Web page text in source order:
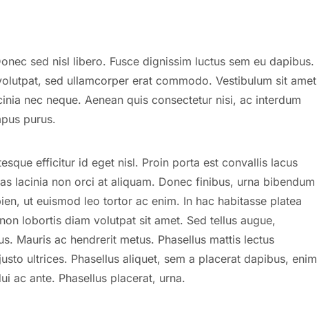
sed nisl libero. Fusce dignissim luctus sem eu dapibus.
sed ullamcorper erat commodo. Vestibulum sit amet
nec neque. Aenean quis consectetur nisi, ac interdum
purus.
efficitur id eget nisl. Proin porta est convallis lacus
lacinia non orci at aliquam. Donec finibus, urna bibendum
ut euismod leo tortor ac enim. In hac habitasse platea
lobortis diam volutpat sit amet. Sed tellus augue,
Mauris ac hendrerit metus. Phasellus mattis lectus
ultrices. Phasellus aliquet, sem a placerat dapibus, enim
ac ante. Phasellus placerat, urna.